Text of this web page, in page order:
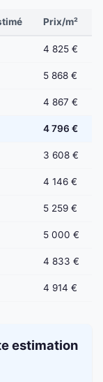
Prix/m²
4 825 €
5 868 €
4 867 €
4 796 €
3 608 €
4 146 €
5 259 €
5 000 €
4 833 €
4 914 €
estimation